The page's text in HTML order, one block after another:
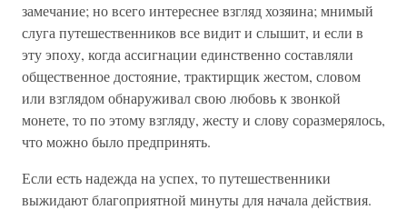
замечание; но всего интереснее взгляд хозяина; мнимый
слуга путешественников все видит и слышит, и если в
эту эпоху, когда ассигнации единственно составляли
общественное достояние, трактирщик жестом, словом
или взглядом обнаруживал свою любовь к звонкой
монете, то по этому взгляду, жесту и слову соразмерялось,
что можно было предпринять.
Если есть надежда на успех, то путешественники
выжидают благоприятной минуты для начала действия.